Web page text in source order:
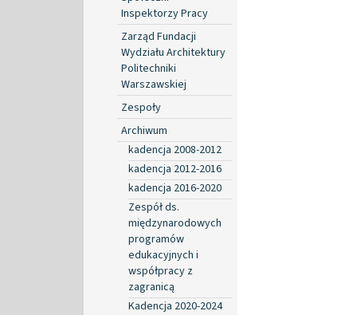
Inspektorzy Pracy
Zarząd Fundacji
Wydziału Architektury
Politechniki
Warszawskiej
Zespoły
Archiwum
kadencja 2008-2012
kadencja 2012-2016
kadencja 2016-2020
Zespół ds.
międzynarodowych
programów
edukacyjnych i
współpracy z
zagranicą
Kadencja 2020-2024